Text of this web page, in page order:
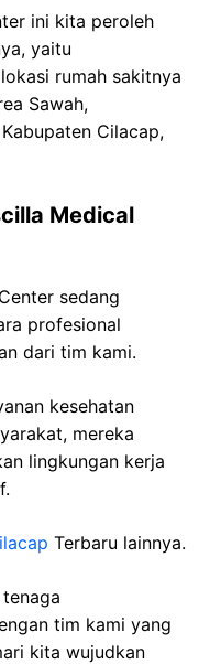
ini kita peroleh
yaitu
rumah sakitnya
Sawah,
Cilacap,
Medical
sedang
profesional
dari tim kami.
kesehatan
mereka
lingkungan kerja
Terbaru lainnya.
tim kami yang
kita wujudkan